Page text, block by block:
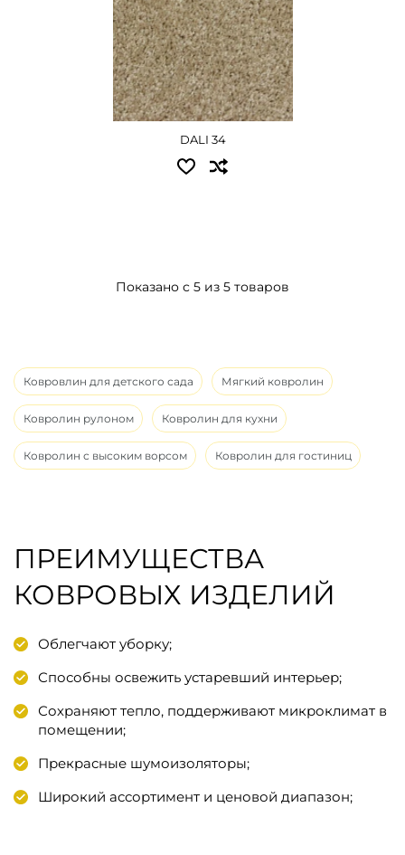
DALI 34
Показано с 5 из 5 товаров
Ковровлин для детского сада Мягкий ковролин
Ковролин рулоном Ковролин для кухни
Ковролин с высоким ворсом Ковролин для гостиниц
ПРЕИМУЩЕСТВА
КОВРОВЫХ ИЗДЕЛИЙ
Облегчают уборку;
Способны освежить устаревший интерьер;
Сохраняют тепло, поддерживают микроклимат в
помещении;
Прекрасные шумоизоляторы;
Широкий ассортимент и ценовой диапазон;